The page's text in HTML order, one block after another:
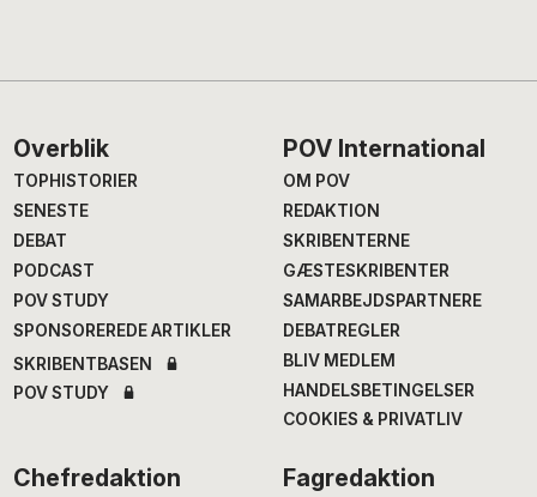
Footer
Overblik
TOPHISTORIER
SENESTE
DEBAT
PODCAST
POV STUDY
SPONSOREREDE ARTIKLER
SKRIBENTBASEN
POV STUDY
POV International
OM POV
REDAKTION
SKRIBENTERNE
GÆSTESKRIBENTER
SAMARBEJDSPARTNERE
DEBATREGLER
BLIV MEDLEM
HANDELSBETINGELSER
COOKIES & PRIVATLIV
Chefredaktion Fagredaktion